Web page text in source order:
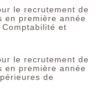
le recrutement de
en première année
Comptabilité et
le recrutement de
en première année
de